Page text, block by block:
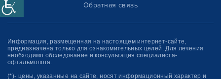
Обратная связь
Информация, размещенная на настоящем интернет-сайте,
предназначена только для ознакомитель­ных целей. Для лечения
необходимо обследование и консультация специалиста-
офтальмолога.
(*)- цены, указанные на сайте, носят информационный характер и